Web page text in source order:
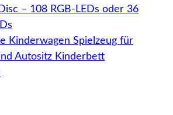
– 108 RGB-LEDs oder 36
Kinderwagen Spielzeug für
Autositz Kinderbett